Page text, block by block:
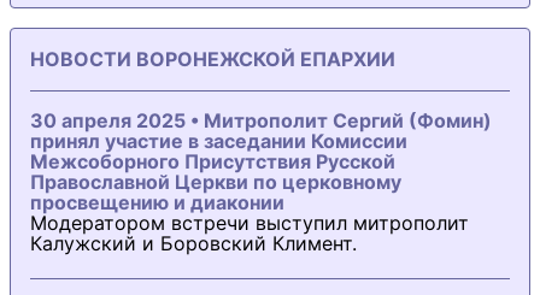
НОВОСТИ ВОРОНЕЖСКОЙ ЕПАРХИИ
30 апреля 2025 • Митрополит Сергий (Фомин)
принял участие в заседании Комиссии
Межсоборного Присутствия Русской
Православной Церкви по церковному
просвещению и диаконии
Модератором встречи выступил митрополит
Калужский и Боровский Климент.